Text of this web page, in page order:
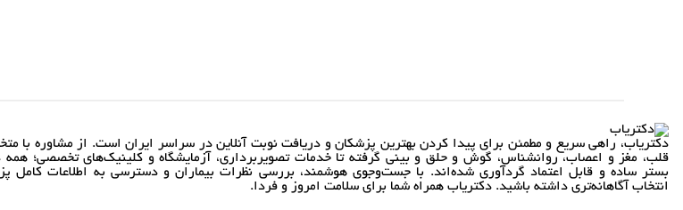
دکتریاب، راهی سریع و مطمئن برای پیدا کردن بهترین پزشکان و دریافت نوبت آنلاین در سراسر ایران است. از مشاوره با
قلب، مغز و اعصاب، روانشناس، گوش و حلق و بینی گرفته تا خدمات تصویربرداری، آزمایشگاه و کلینیک‌های تخصصی؛
بستر ساده و قابل اعتماد گردآوری شده‌اند. با جست‌وجوی هوشمند، بررسی نظرات بیماران و دسترسی به اطلاعات کامل
انتخاب آگاهانه‌تری داشته باشید. دکتریاب همراه شما برای سلامت امروز و فردا.